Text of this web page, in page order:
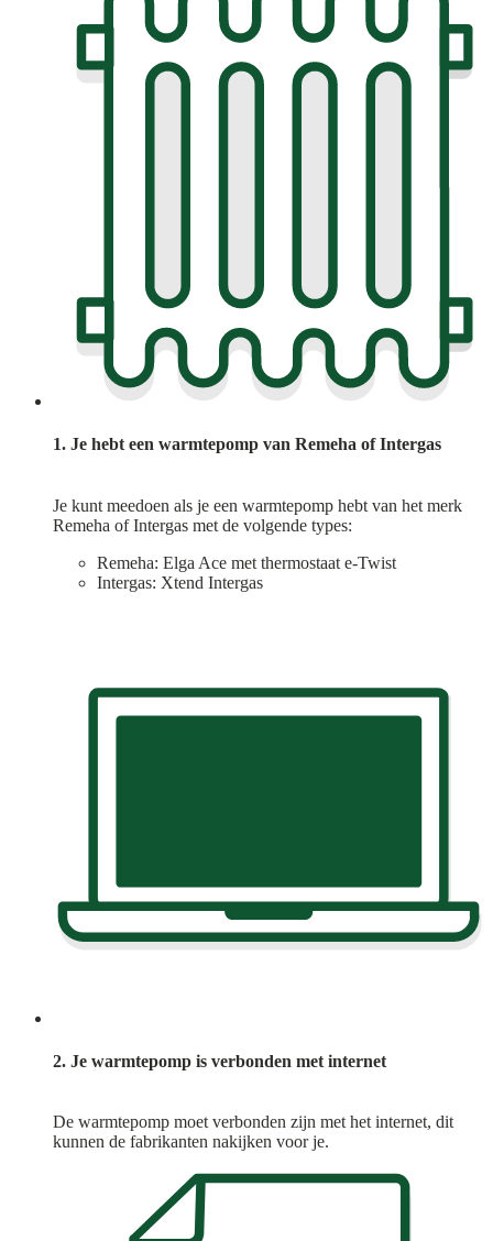
1. Je hebt een warmtepomp van Remeha of Intergas
Je kunt meedoen als je een warmtepomp hebt van het merk
Remeha of Intergas met de volgende types:
Remeha: Elga Ace met thermostaat e-Twist
Intergas: Xtend Intergas
2. Je warmtepomp is verbonden met internet
De warmtepomp moet verbonden zijn met het internet, dit
kunnen de fabrikanten nakijken voor je.